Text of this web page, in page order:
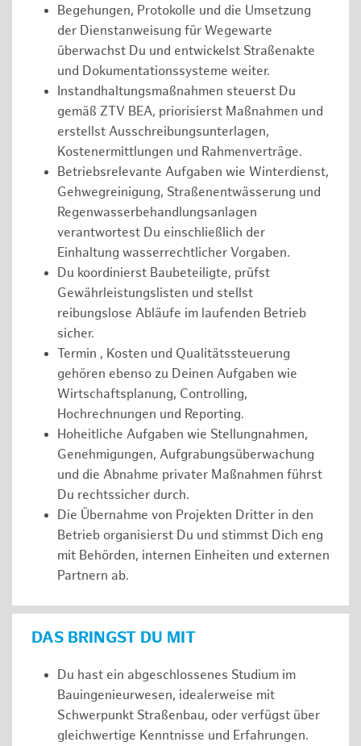
Begehungen, Protokolle und die Umsetzung
der Dienstanweisung für Wegewarte
überwachst Du und entwickelst Straßenakte
und Dokumentationssysteme weiter.
Instandhaltungsmaßnahmen steuerst Du
gemäß ZTV BEA, priorisierst Maßnahmen und
erstellst Ausschreibungsunterlagen,
Kostenermittlungen und Rahmenverträge.
Betriebsrelevante Aufgaben wie Winterdienst,
Gehwegreinigung, Straßenentwässerung und
Regenwasserbehandlungsanlagen
verantwortest Du einschließlich der
Einhaltung wasserrechtlicher Vorgaben.
Du koordinierst Baubeteiligte, prüfst
Gewährleistungslisten und stellst
reibungslose Abläufe im laufenden Betrieb
sicher.
Termin , Kosten und Qualitätssteuerung
gehören ebenso zu Deinen Aufgaben wie
Wirtschaftsplanung, Controlling,
Hochrechnungen und Reporting.
Hoheitliche Aufgaben wie Stellungnahmen,
Genehmigungen, Aufgrabungsüberwachung
und die Abnahme privater Maßnahmen führst
Du rechtssicher durch.
Die Übernahme von Projekten Dritter in den
Betrieb organisierst Du und stimmst Dich eng
mit Behörden, internen Einheiten und externen
Partnern ab.
DAS BRINGST DU MIT
Du hast ein abgeschlossenes Studium im
Bauingenieurwesen, idealerweise mit
Schwerpunkt Straßenbau, oder verfügst über
gleichwertige Kenntnisse und Erfahrungen.